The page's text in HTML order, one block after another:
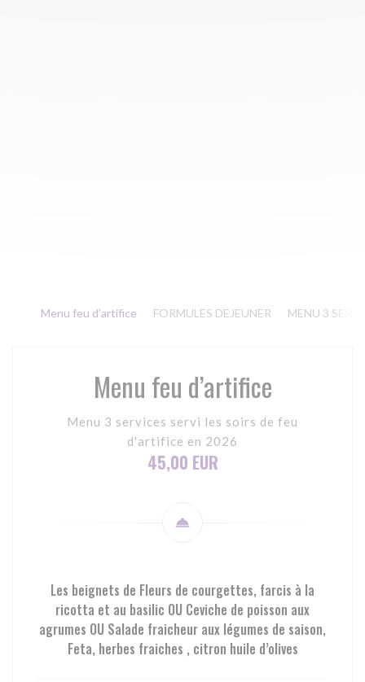
Menu feu d’artifice FORMULES DEJEUNER MENU 3
Menu feu d’artifice
Menu 3 services servi les soirs de feu
d'artifice en 2026
45,00 EUR
Les beignets de Fleurs de courgettes, farcis à la
ricotta et au basilic OU Ceviche de poisson aux
agrumes OU Salade fraicheur aux légumes de saison,
Feta, herbes fraiches , citron huile d’olives